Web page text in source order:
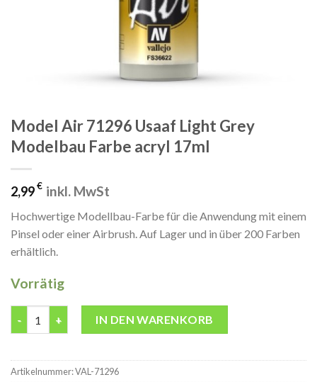
Model Air 71296 Usaaf Light Grey
Modelbau Farbe acryl 17ml
2,99€ inkl. MwSt
Hochwertige Modellbau-Farbe für die Anwendung mit einem
Pinsel oder einer Airbrush. Auf Lager und in über 200 Farben
erhältlich.
Vorrätig
IN DEN WARENKORB
Artikelnummer:VAL-71296